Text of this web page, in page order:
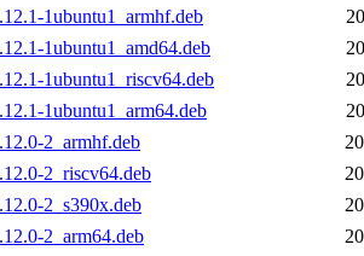
1ubuntu1_armhf.deb
1ubuntu1_amd64.deb
1ubuntu1_riscv64.deb
1ubuntu1_arm64.deb
2_armhf.deb
2_riscv64.deb
2_s390x.deb
2_arm64.deb